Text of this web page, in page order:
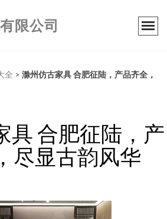
限公司
全 > 滁州仿古家具 合肥征陆，产品齐全，
具 合肥征陆，产
尽显古韵风华